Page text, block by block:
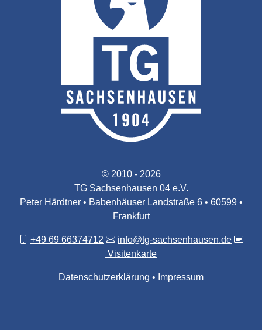
© 2010 - 2026
TG Sachsenhausen 04 e.V.
Peter Härdtner • Babenhäuser Landstraße 6 • 60599 •
Frankfurt
+49 69 66374712
info@tg-sachsenhausen.de
Visitenkarte
Datenschutzerklärung Impressum